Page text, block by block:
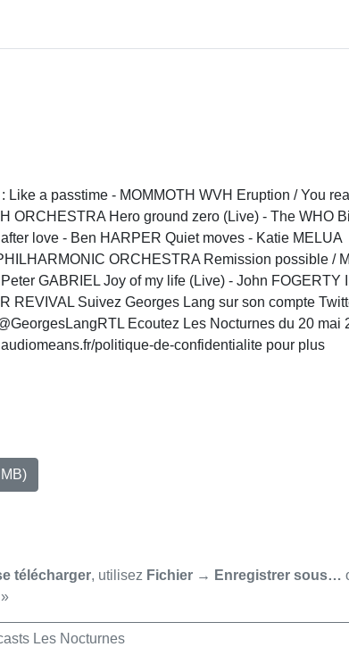
a passtime - MOMMOTH WVH Eruption / You
ORCHESTRA Hero ground zero (Live) - The WHO
love - Ben HARPER Quiet moves - Katie MELUA
ORCHESTRA Remission possible /
GABRIEL Joy of my life (Live) - John FOGERTY
REVIVAL Suivez Georges Lang sur son compte
Ecoutez Les Nocturnes du 20 mai
politique-de-confidentialite pour plus
télécharger, utilisez Fichier → Enregistrer sous…
»
Les Nocturnes